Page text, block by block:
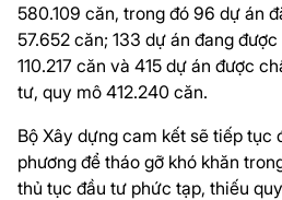
580.109 căn, trong đó 96 dự án
57.652 căn; 133 dự án đang
110.217 căn và 415 dự án được
tư, quy mô 412.240 căn.
Bộ Xây dựng cam kết sẽ tiếp tục
phương để tháo gỡ khó khăn
thủ tục đầu tư phức tạp, thiếu